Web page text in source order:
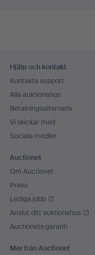
Hjälp och kontakt
Kontakta support
Alla auktionshus
Betalningsalternativ
Vi skickar med
Sociala medier
Auctionet
Om Auctionet
Press
Lediga jobb
Anslut ditt auktionshus
Auctionets garanti
Mer från Auctionet